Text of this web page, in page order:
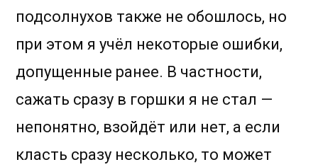
подсолнухов также не обошлось, но
при этом я учёл некоторые ошибки,
допущенные ранее. В частности,
сажать сразу в горшки я не стал —
непонятно, взойдёт или нет, а если
класть сразу несколько, то может